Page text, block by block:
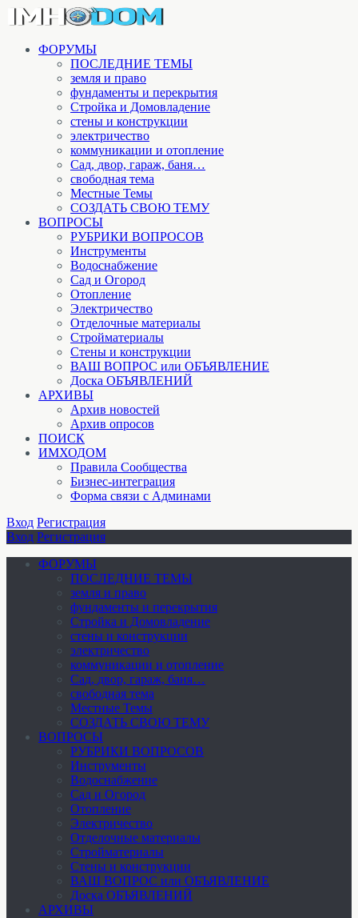
ФОРУМЫ
ПОСЛЕДНИЕ ТЕМЫ
земля и право
фундаменты и перекрытия
Стройка и Домовладение
стены и конструкции
электричество
коммуникации и отопление
Cад, двор, гараж, баня…
свободная тема
Местные Темы
СОЗДАТЬ СВОЮ ТЕМУ
ВОПРОСЫ
РУБРИКИ ВОПРОСОВ
Инструменты
Водоснабжение
Сад и Огород
Отопление
Электричество
Отделочные материалы
Стройматериалы
Стены и конструкции
ВАШ ВОПРОС или ОБЪЯВЛЕНИЕ
Доска ОБЪЯВЛЕНИЙ
АРХИВЫ
Архив новостей
Архив опросов
ПОИСК
ИМХОДОМ
Правила Сообщества
Бизнес-интеграция
Форма связи с Админами
Вход Регистрация
Вход Регистрация
ФОРУМЫ
ПОСЛЕДНИЕ ТЕМЫ
земля и право
фундаменты и перекрытия
Стройка и Домовладение
стены и конструкции
электричество
коммуникации и отопление
Cад, двор, гараж, баня…
свободная тема
Местные Темы
СОЗДАТЬ СВОЮ ТЕМУ
ВОПРОСЫ
РУБРИКИ ВОПРОСОВ
Инструменты
Водоснабжение
Сад и Огород
Отопление
Электричество
Отделочные материалы
Стройматериалы
Стены и конструкции
ВАШ ВОПРОС или ОБЪЯВЛЕНИЕ
Доска ОБЪЯВЛЕНИЙ
АРХИВЫ